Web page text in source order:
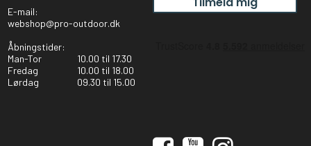
E-mail:
webshop@pro-outdoor.dk
Åbningstider:
Man-Tor
10.00 til 17.30
Fredag
10.00 til 18.00
Lørdag
09.30 til 15.00